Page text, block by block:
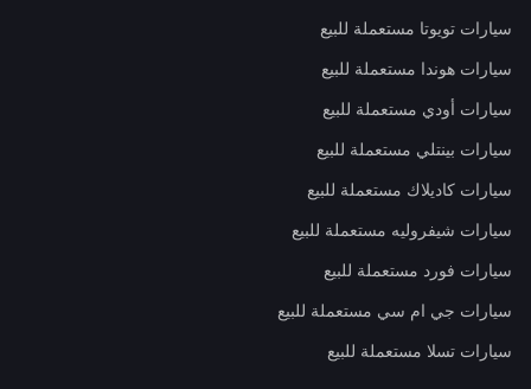
سيارات تويوتا مستعملة للبيع
سيارات هوندا مستعملة للبيع
سيارات أودي مستعملة للبيع
سيارات بينتلي مستعملة للبيع
سيارات كاديلاك مستعملة للبيع
سيارات شيفروليه مستعملة للبيع
سيارات فورد مستعملة للبيع
سيارات جي ام سي مستعملة للبيع
سيارات تسلا مستعملة للبيع